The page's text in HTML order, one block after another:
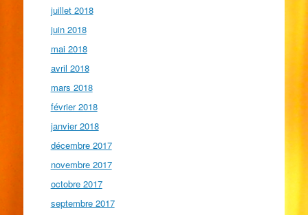
juillet 2018
juin 2018
mai 2018
avril 2018
mars 2018
février 2018
janvier 2018
décembre 2017
novembre 2017
octobre 2017
septembre 2017